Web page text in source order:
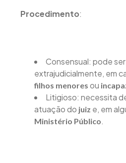
Procedimento:
Consensual: pode
extrajudicialmente, em
filhos menores ou
Litigioso: necessita
atuação do juiz e, em
Ministério Público.